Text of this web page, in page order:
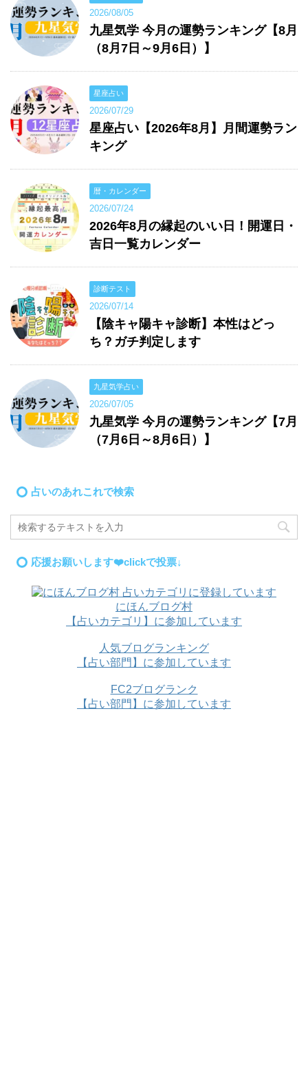
2026/08/05
九星気学 今月の運勢ランキング【8月
（8月7日～9月6日）】
星座占い
2026/07/29
星座占い【2026年8月】月間運勢ラン
キング
暦・カレンダー
2026/07/24
2026年8月の縁起のいい日！開運日・
吉日一覧カレンダー
診断テスト
2026/07/14
【陰キャ陽キャ診断】本性はどっ
ち？ガチ判定します
九星気学占い
2026/07/05
九星気学 今月の運勢ランキング【7月
（7月6日～8月6日）】
占いのあれこれで検索
応援お願いします❤️clickで投票↓
にほんブログ村
【占いカテゴリ】に参加しています
人気ブログランキング
【占い部門】に参加しています
FC2ブログランク
【占い部門】に参加しています